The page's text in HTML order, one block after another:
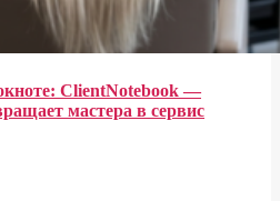
ClientNotebook —
мастера в сервис